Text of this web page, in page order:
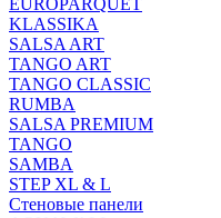
EUROPARQUET
KLASSIKA
SALSA ART
TANGO ART
TANGO CLASSIC
RUMBA
SALSA PREMIUM
TANGO
SAMBA
STEP XL & L
Стеновые панели